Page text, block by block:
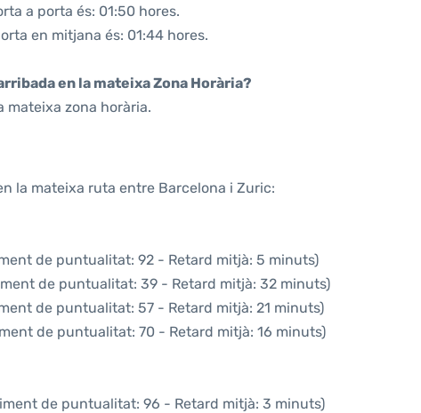
a porta és: 01:50 hores.
en mitjana és: 01:44 hores.
en la mateixa Zona Horària?
mateixa zona horària.
la mateixa ruta entre Barcelona i Zuric:
de puntualitat: 92 - Retard mitjà: 5 minuts)
de puntualitat: 39 - Retard mitjà: 32 minuts)
de puntualitat: 57 - Retard mitjà: 21 minuts)
de puntualitat: 70 - Retard mitjà: 16 minuts)
de puntualitat: 96 - Retard mitjà: 3 minuts)